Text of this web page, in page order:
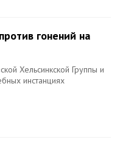
гонений на
Хельсинкской Группы и
инстанциях